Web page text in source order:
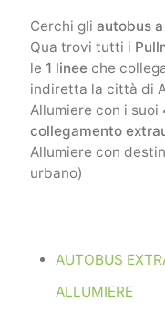
Cerchi gli autobus
Qua trovi tutti i
le 1 lineeche
indiretta la città di
Allumiere con i
collegamento
Allumiere con
urbano)
AUTOBUS
ALLUMIERE